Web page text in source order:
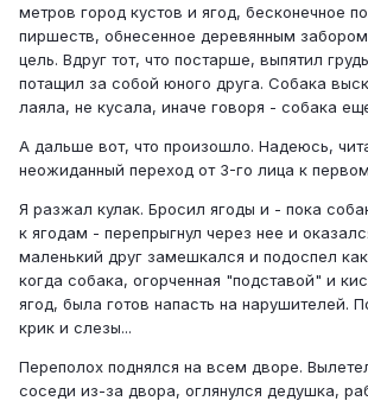
метров город кустов и ягод, бесконечное
пиршеств, обнесенное деревянным
цель. Вдруг тот, что постарше, выпятил
потащил за собой юного друга. Собака
лаяла, не кусала, иначе говоря - собака
А дальше вот, что произошло. Надеюсь,
неожиданный переход от 3-го лица к
Я разжал кулак. Бросил ягоды и - пока
к ягодам - перепрыгнул через нее и
маленький друг замешкался и подоспел
когда собака, огорченная "подставой" и
ягод, была готов напасть на нарушителей.
крик и слезы...
Переполох поднялся на всем дворе.
соседи из-за двора, оглянулся дедушка,